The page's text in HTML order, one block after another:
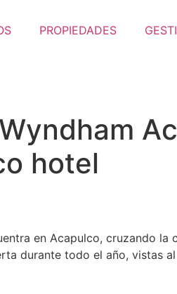
PROPIEDADES
hotel
en Acapulco, cruzando
durante todo el año, vistas